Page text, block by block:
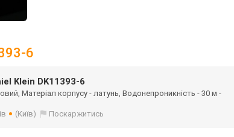
6
Klein DK11393-6
Матеріал корпусу - латунь, Водонепроникність - 30 м -
(Київ) Поскаржитись